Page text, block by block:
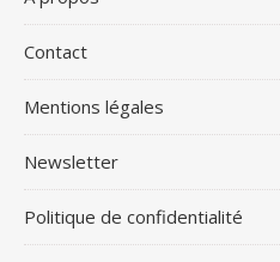
Contact
Mentions légales
Newsletter
Politique de confidentialité